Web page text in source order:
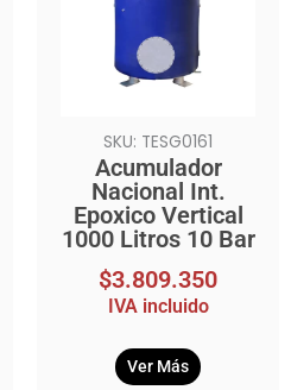
SKU: TESG0161
Acumulador
Nacional Int.
Epoxico Vertical
1000 Litros 10 Bar
$3.809.350
IVA incluido
Ver Más